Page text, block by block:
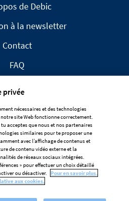
de Debic
à la newsletter
Contact
FAQ
NON-RESPONSABILITÉ
DE CONFIDENTIALITÉ
MATIÈRE DE COOKIES
De Cookies
privée
nécessaires et des technologies
site Web fonctionne correctement.
acceptes que nous et nos partenaires
similaires pour te proposer une
avec l’affichage de contenus et
de contenu vidéo externe et la
de réseaux sociaux intégrées.
» pour effectuer un choix détaillé
ou désactiver.
Pour en savoir plus,
aux cookies.